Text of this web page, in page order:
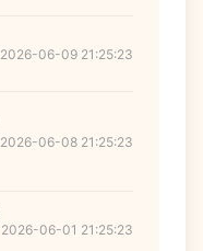
2026-06-09 21:25:23
2026-06-08 21:25:23
2026-06-01 21:25:23